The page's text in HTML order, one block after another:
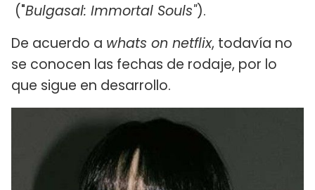
("Bulgasal: Immortal Souls").
De acuerdo a whats on netflix, todavía no
se conocen las fechas de rodaje, por lo
que sigue en desarrollo.